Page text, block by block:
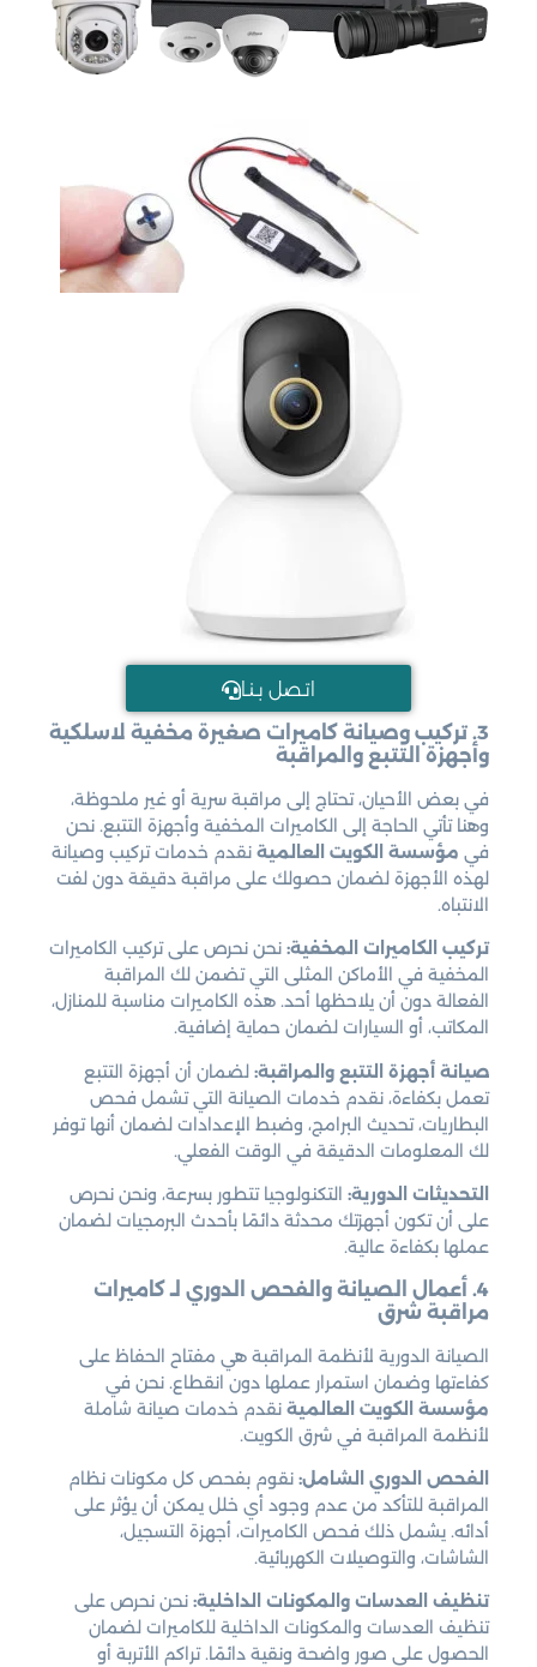
اتـصل بـنـا
3. تركيب وصيانة كاميرات صغيرة مخفية لاسلكية
وأجهزة التتبع والمراقبة
في بعض الأحيان، تحتاج إلى مراقبة سرية أو غير ملحوظة،
وهنا تأتي الحاجة إلى الكاميرات المخفية وأجهزة التتبع. نحن
في مؤسسة الكويت العالمية نقدم خدمات تركيب وصيانة
لهذه الأجهزة لضمان حصولك على مراقبة دقيقة دون لفت
الانتباه.
تركيب الكاميرات المخفية: نحن نحرص على تركيب الكاميرات
المخفية في الأماكن المثلى التي تضمن لك المراقبة
الفعالة دون أن يلاحظها أحد. هذه الكاميرات مناسبة للمنازل،
المكاتب، أو السيارات لضمان حماية إضافية.
صيانة أجهزة التتبع والمراقبة: لضمان أن أجهزة التتبع
تعمل بكفاءة، نقدم خدمات الصيانة التي تشمل فحص
البطاريات، تحديث البرامج، وضبط الإعدادات لضمان أنها توفر
لك المعلومات الدقيقة في الوقت الفعلي.
التحديثات الدورية: التكنولوجيا تتطور بسرعة، ونحن نحرص
على أن تكون أجهزتك محدثة دائمًا بأحدث البرمجيات لضمان
عملها بكفاءة عالية.
4. أعمال الصيانة والفحص الدوري لـ كاميرات
مراقبة شرق
الصيانة الدورية لأنظمة المراقبة هي مفتاح الحفاظ على
كفاءتها وضمان استمرار عملها دون انقطاع. نحن في
مؤسسة الكويت العالمية نقدم خدمات صيانة شاملة
لأنظمة المراقبة في شرق الكويت.
الفحص الدوري الشامل: نقوم بفحص كل مكونات نظام
المراقبة للتأكد من عدم وجود أي خلل يمكن أن يؤثر على
أدائه. يشمل ذلك فحص الكاميرات، أجهزة التسجيل،
الشاشات، والتوصيلات الكهربائية.
تنظيف العدسات والمكونات الداخلية: نحن نحرص على
تنظيف العدسات والمكونات الداخلية للكاميرات لضمان
الحصول على صور واضحة ونقية دائمًا. تراكم الأتربة أو